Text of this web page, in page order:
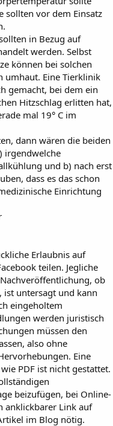
sollten vor dem Einsatz
in Bezug auf
werden. Selbst
können bei solchen
umhaut. Eine Tierklinik
gemacht, bei dem ein
Hitzschlag erlitten hat,
mal 19° C im
dann wären die beiden
irgendwelche
und b) nach erst
dass es das schon
Einrichtung
Erlaubnis auf
teilen. Jegliche
ob
untersagt und kann
eingeholtem
werden juristisch
müssen den
also ohne
Eine
PDF ist nicht gestattet.
beizufügen, bei Online-
anklickbarer Link auf
im Blog nötig.